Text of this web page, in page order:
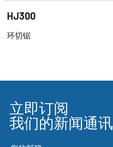
HJ300
环切锯
立即订阅
我们的新闻通讯